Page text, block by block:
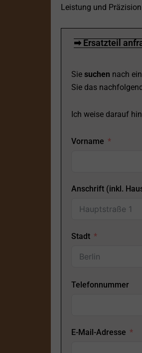
Leistung und
➡ Ersatzteil
Sie suchen nach
Sie das
Ich weise darauf
Vorname
Anschrift (inkl.
Stadt
Telefonnummer
E-Mail-Adresse